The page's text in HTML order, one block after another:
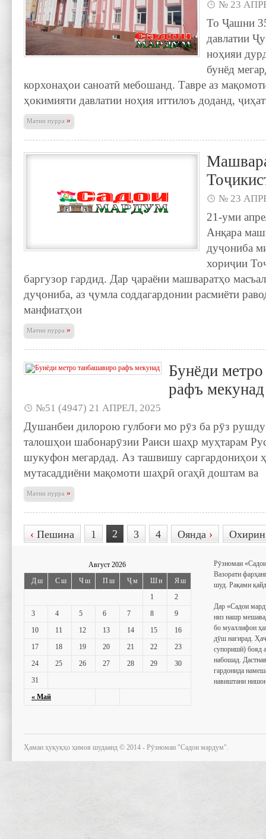
№ 23
То Ҷашни
давлатии
ноҳияи
бунёд
корхонаҳои саноатӣ мебошанд. Тавре аз
ҳокимияти давлатии ноҳия иттилоъ доданд,
Матни пурра»
№ 23
21-уми
Анқара
дуҷониба
хориҷии
баргузор гардид. Дар ҷараёни машваратҳо
дуҷониба, аз ҷумла соддагардонии расмиёти
манфиатҳои
Матни пурра»
Бунёди
рафъ мекунад
№51 (4947) 21 АПРЕЛ, 2025
Душанбеи дилорою гулбоғи мо рӯз ба рӯз рушду
талошҳои шабонарӯзии Раиси шаҳр муҳтарам
шукуфон мегардад. Аз ташвишу саргардониҳои
мутасаддиёни мақомоти шаҳрӣ огаҳӣ доштам ва
Матни пурра»
‹ Пешина 1 2 3 4 Оянда ›
Август 2026
Дш
Сш Чш Пш Ҷм Шн Яш
« Май
1
2
3
4 5 6 7 8
9
10
11 12 13 14 15
16
17
18 19 20 21 22
23
24
25 26 27 28 29
30
31
Рӯзномаи
Вазорати
шуд. Рақами
Дар «Садои
низ нашр
бо муаллифон
дӯш нагирад.
супоришӣ) бояд
набошад.
гардонида
навиштани
Ҳамаи ҳуқуқҳо ҳимоя шудаанд © 2014 - Рӯзномаи "Садои мардум".